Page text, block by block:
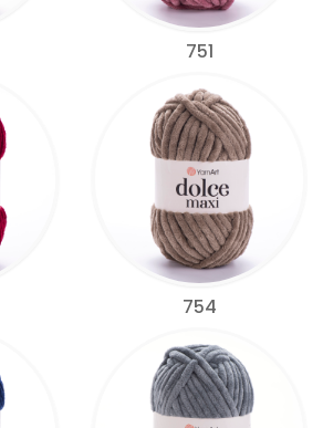
751
754